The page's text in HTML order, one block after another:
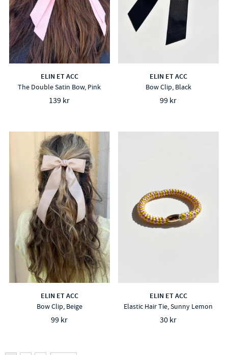
ELIN ET ACC
The Double Satin Bow, Pink
139 kr
ELIN ET ACC
Bow Clip, Black
99 kr
ELIN ET ACC
Bow Clip, Beige
99 kr
ELIN ET ACC
Elastic Hair Tie, Sunny Lemon
30 kr